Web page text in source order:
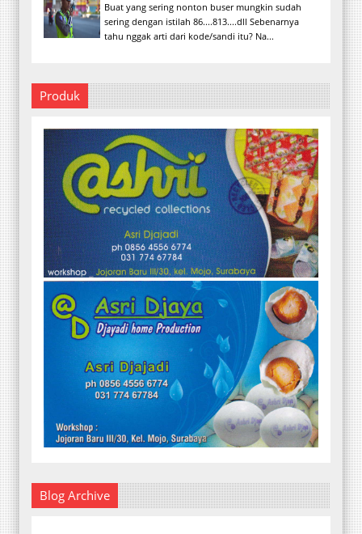
Buat yang sering nonton buser mungkin sudah
sering dengan istilah 86....813....dll Sebenarnya
tahu nggak arti dari kode/sandi itu? Na...
Produk
Blog Archive